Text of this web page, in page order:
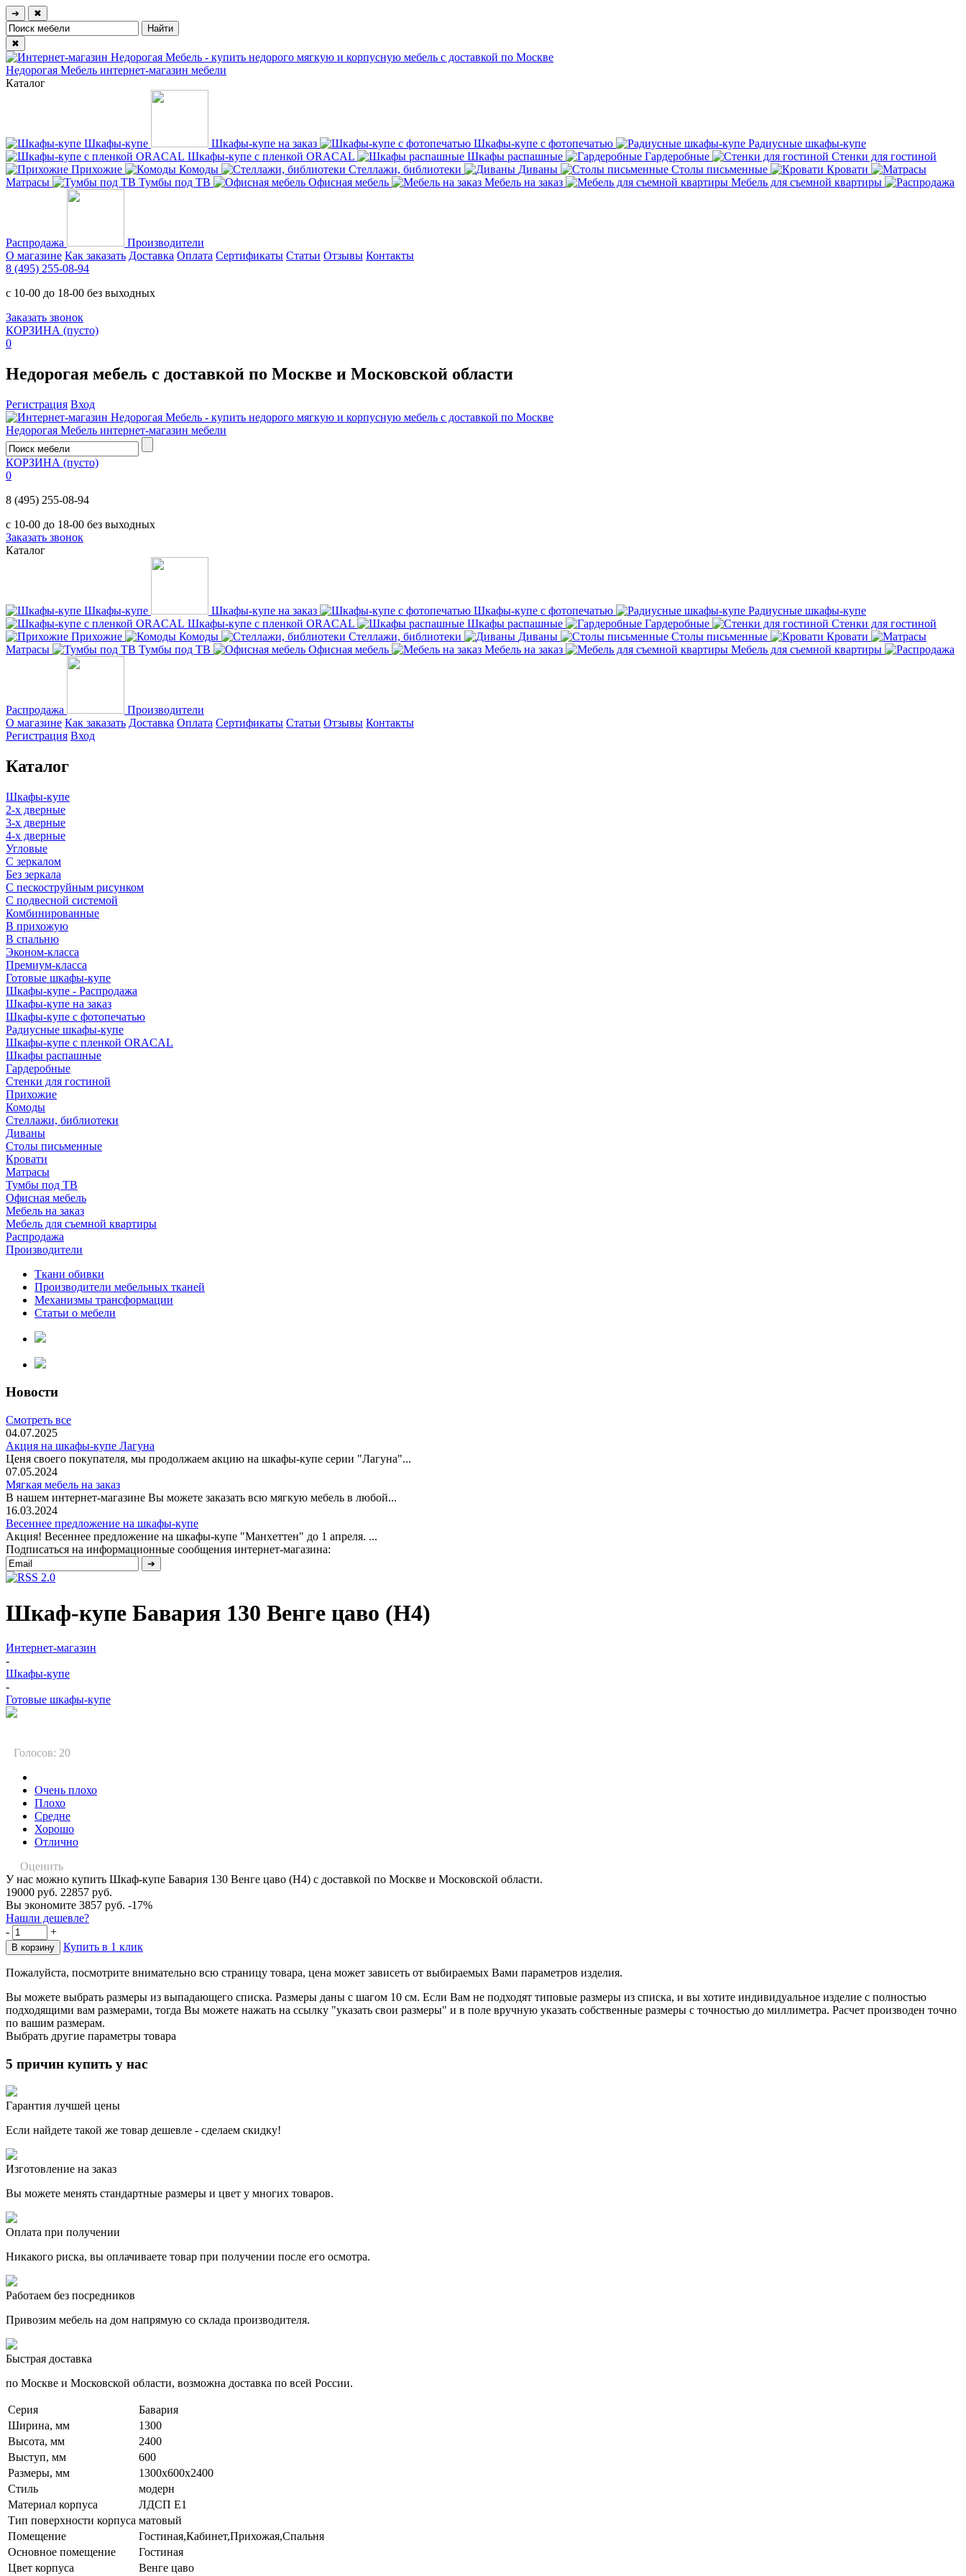
➔ ✖
✖
Недорогая Мебель интернет-магазин мебели
Каталог
Шкафы-купе Шкафы-купе на заказ Шкафы-купе с фотопечатью
Радиусные шкафы-купе
Шкафы-купе с пленкой ORACAL
Шкафы распашные Гардеробные
Стенки для гостиной
Прихожие
Комоды Стеллажи, библиотеки Диваны Столы письменные
Кровати
Матрасы
Тумбы под ТВ Офисная мебель Мебель на заказ Мебель для съемной квартиры
Распродажа
Производители
О магазине Как заказать Доставка Оплата Сертификаты Статьи Отзывы Контакты
8 (495) 255-08-94
с 10-00 до 18-00 без выходных
Заказать звонок
КОРЗИНА (пусто)
0
Недорогая мебель с доставкой по Москве и Московской области
Регистрация Вход
Недорогая Мебель интернет-магазин мебели
КОРЗИНА (пусто)
0
8 (495) 255-08-94
с 10-00 до 18-00 без выходных
Заказать звонок
Каталог
Шкафы-купе Шкафы-купе на заказ Шкафы-купе с фотопечатью
Радиусные шкафы-купе
Шкафы-купе с пленкой ORACAL
Шкафы распашные Гардеробные
Стенки для гостиной
Прихожие
Комоды Стеллажи, библиотеки Диваны Столы письменные
Кровати
Матрасы
Тумбы под ТВ Офисная мебель Мебель на заказ Мебель для съемной квартиры
Распродажа
Производители
О магазине Как заказать Доставка Оплата Сертификаты Статьи Отзывы Контакты
Регистрация Вход
Каталог
Шкафы-купе
2-х дверные
3-х дверные
4-х дверные
Угловые
С зеркалом
Без зеркала
С пескоструйным рисунком
С подвесной системой
Комбинированные
В прихожую
В спальню
Эконом-класса
Премиум-класса
Готовые шкафы-купе
Шкафы-купе - Распродажа
Шкафы-купе на заказ
Шкафы-купе с фотопечатью
Радиусные шкафы-купе
Шкафы-купе с пленкой ORACAL
Шкафы распашные
Гардеробные
Стенки для гостиной
Прихожие
Комоды
Стеллажи, библиотеки
Диваны
Столы письменные
Кровати
Матрасы
Тумбы под ТВ
Офисная мебель
Мебель на заказ
Мебель для съемной квартиры
Распродажа
Производители
Ткани обивки
Производители мебельных тканей
Механизмы трансформации
Статьи о мебели
Новости
Смотреть все
04.07.2025
Акция на шкафы-купе Лагуна
Ценя своего покупателя, мы продолжаем акцию на шкафы-купе серии "Лагуна"...
07.05.2024
Мягкая мебель на заказ
В нашем интернет-магазине Вы можете заказать всю мягкую мебель в любой...
16.03.2024
Весеннее предложение на шкафы-купе
Акция! Весеннее предложение на шкафы-купе "Манхеттен" до 1 апреля. ...
Подписаться на информационные сообщения интернет-магазина:
Шкаф-купе Бавария 130 Венге цаво (Н4)
Интернет-магазин
-
Шкафы-купе
-
Готовые шкафы-купе
Голосов: 20
Очень плохо
Плохо
Средне
Хорошо
Отлично
Оценить
У нас можно купить Шкаф-купе Бавария 130 Венге цаво (Н4) с доставкой по Москве и Московской области.
19000 руб. 22857 руб.
Вы экономите 3857 руб. -17%
Нашли дешевле?
-
+
Купить в 1 клик
Пожалуйста, посмотрите внимательно всю страницу товара, цена может зависеть от выбираемых Вами параметров изделия.
Вы можете выбрать размеры из выпадающего списка. Размеры даны с шагом 10 см. Если Вам не подходят типовые размеры из списка, и вы хотите индивидуальное изделие с полностью
подходящими вам размерами, тогда Вы можете нажать на ссылку "указать свои размеры" и в поле вручную указать собственные размеры с точностью до миллиметра. Расчет производен точно
по вашим размерам.
Выбрать другие параметры товара
5 причин купить у нас
Гарантия лучшей цены
Если найдете такой же товар дешевле - сделаем скидку!
Изготовление на заказ
Вы можете менять стандартные размеры и цвет у многих товаров.
Оплата при получении
Никакого риска, вы оплачиваете товар при получении после его осмотра.
Работаем без посредников
Привозим мебель на дом напрямую со склада производителя.
Быстрая доставка
по Москве и Московской области, возможна доставка по всей России.
Серия
Бавария
Ширина, мм
1300
Высота, мм
2400
Выступ, мм
600
Размеры, мм
1300x600x2400
Стиль
модерн
Материал корпуса
ЛДСП Е1
Тип поверхности корпуса матовый
Помещение
Гостиная,Кабинет,Прихожая,Спальня
Основное помещение
Гостиная
Цвет корпуса
Венге цаво